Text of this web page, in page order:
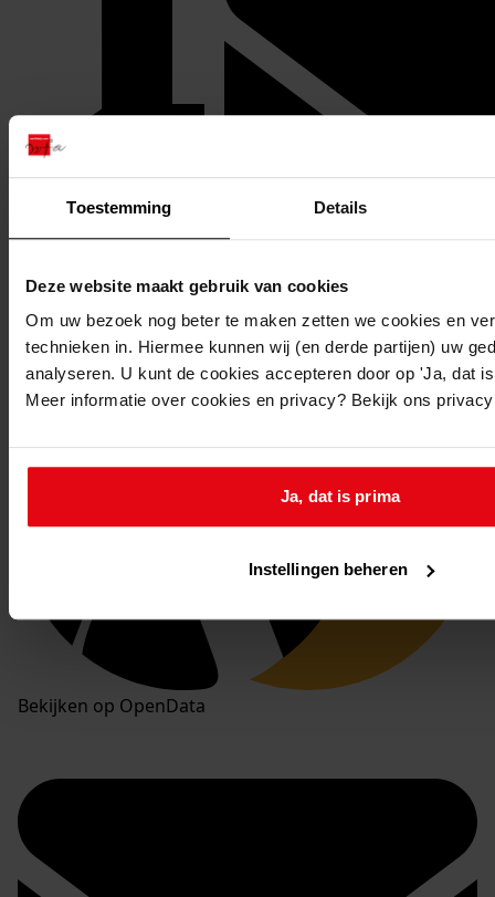
Toestemming Details
Deze website maakt gebruik van cookies
Om uw bezoek nog beter te maken zetten we cookies en
technieken in. Hiermee kunnen wij (en derde partijen) uw
analyseren. U kunt de cookies accepteren door op 'Ja, dat
Meer informatie over cookies en privacy? Bekijk ons
Ja, dat is prima
Instellingen beheren
Stuur een reactie naar Westfries Archief
Delen
OPEN DATA
Bekijken op OpenData